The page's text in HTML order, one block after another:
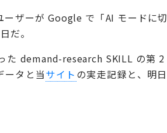
ザーが Google で「AI モードに
だ。
demand-research SKILL の第 2
ータと当サイト の実走記録と、明